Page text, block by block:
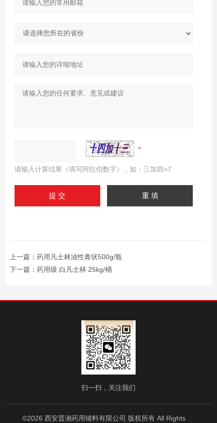
请输入计算结果（填写阿拉伯数字），如：三加四=7
上一篇： 药用凡士林油性膏状500g/瓶
下一篇： 药用级 白凡士林 25kg/桶
扫一扫，关注我们
©2026 西安晋湘药用辅料有限公司 版权所有 All Rights